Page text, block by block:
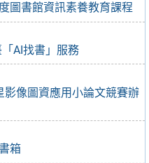
圖書館資訊素養教育課程
AI找書」服務
影像圖資應用小論文競賽辦
箱